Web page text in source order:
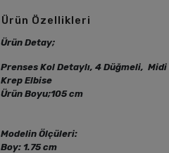
Ürün Özellikleri
Ürün Detay;
Prenses Kol Detaylı, 4 Düğmeli, Midi
Krep Elbise
Ürün Boyu;105 cm
Modelin Ölçüleri:
Boy: 1.75 cm